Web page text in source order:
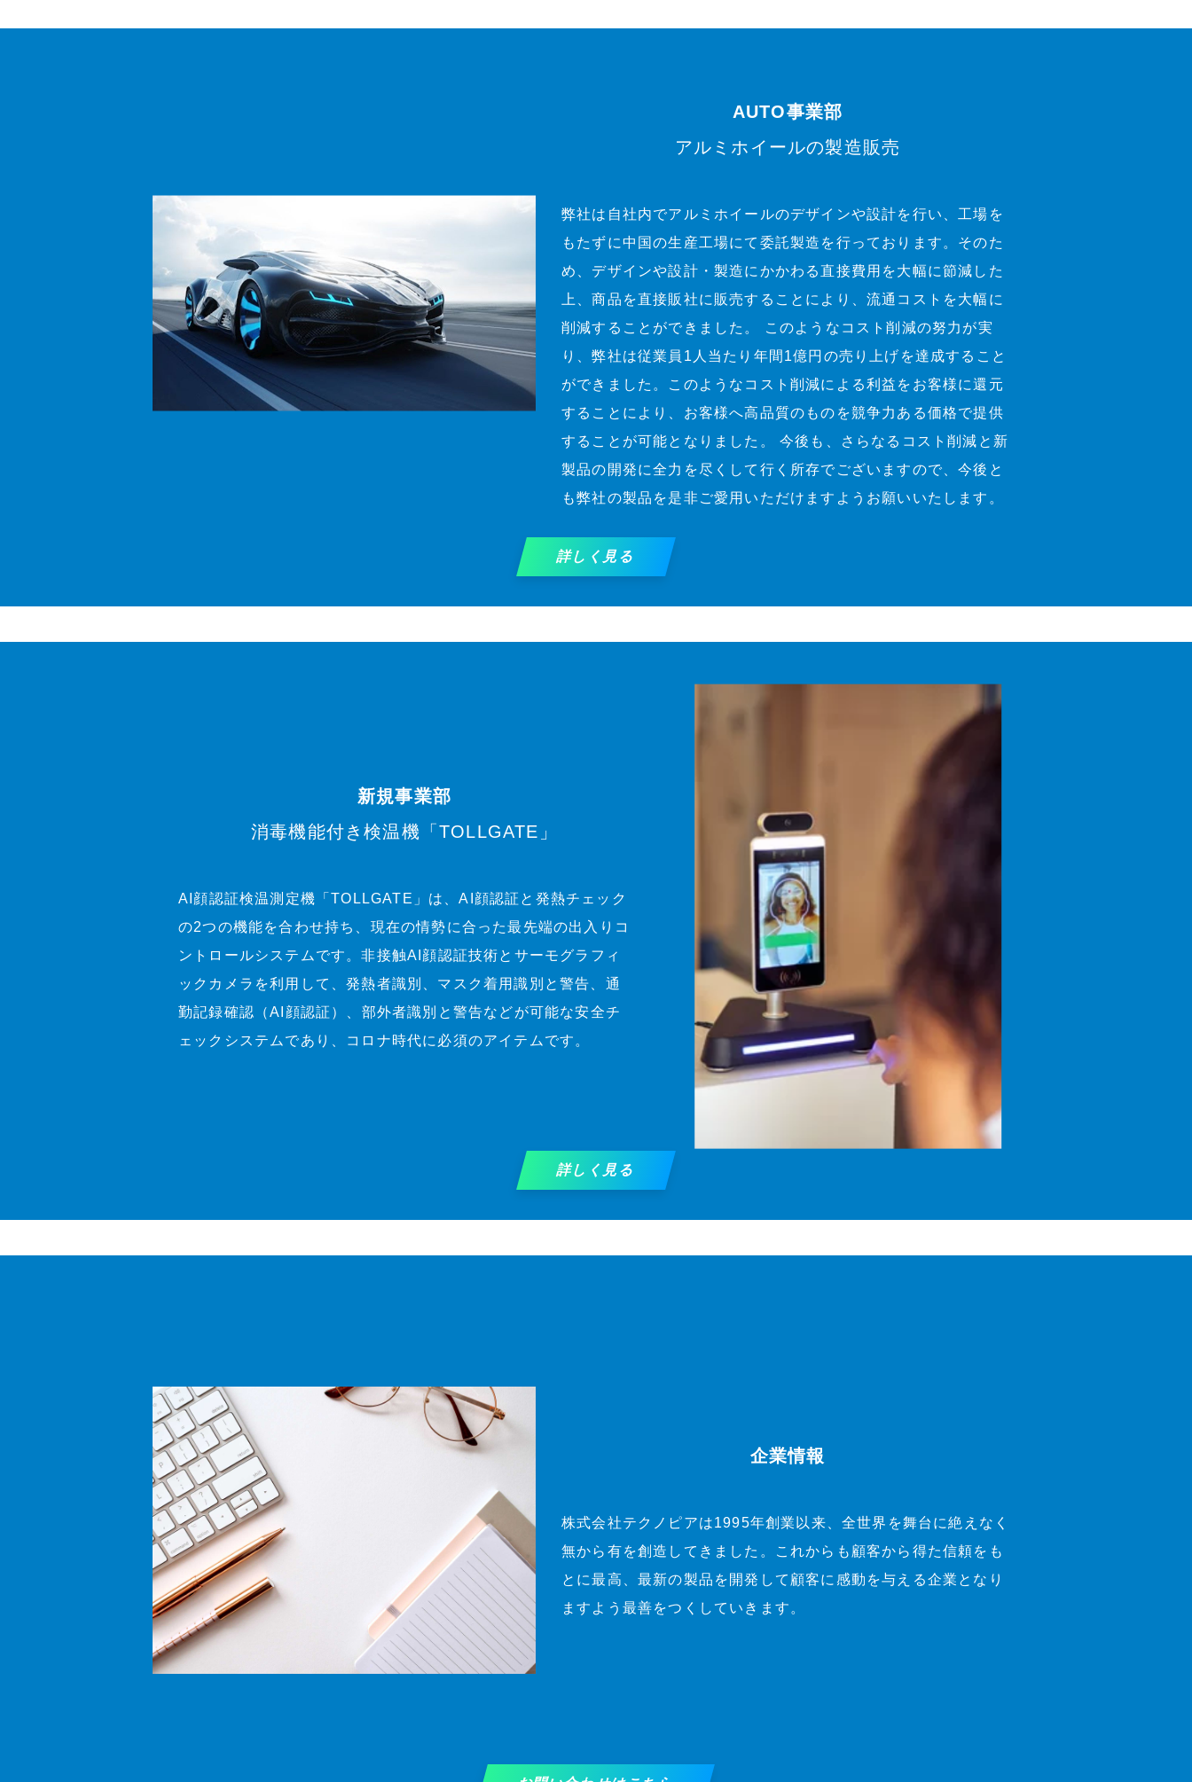
AUTO事業部
アルミホイールの製造販売
弊社は自社内でアルミホイールのデザインや設計を行い、工場を
もたずに中国の生産工場にて委託製造を行っております。そのた
め、デザインや設計・製造にかかわる直接費用を大幅に節減した
上、商品を直接販社に販売することにより、流通コストを大幅に
削減することができました。 このようなコスト削減の努力が実
り、弊社は従業員1人当たり年間1億円の売り上げを達成すること
ができました。このようなコスト削減による利益をお客様に還元
することにより、お客様へ高品質のものを競争力ある価格で提供
することが可能となりました。 今後も、さらなるコスト削減と新
製品の開発に全力を尽くして行く所存でございますので、今後と
も弊社の製品を是非ご愛用いただけますようお願いいたします。
詳しく見る
新規事業部
消毒機能付き検温機「TOLLGATE」
AI顔認証検温測定機「TOLLGATE」は、AI顔認証と発熱チェック
の2つの機能を合わせ持ち、現在の情勢に合った最先端の出入りコ
ントロールシステムです。非接触AI顔認証技術とサーモグラフィ
ックカメラを利用して、発熱者識別、マスク着用識別と警告、通
勤記録確認（AI顔認証）、部外者識別と警告などが可能な安全チ
ェックシステムであり、コロナ時代に必須のアイテムです。
詳しく見る
企業情報
株式会社テクノピアは1995年創業以来、全世界を舞台に絶えなく
無から有を創造してきました。これからも顧客から得た信頼をも
とに最高、最新の製品を開発して顧客に感動を与える企業となり
ますよう最善をつくしていきます。